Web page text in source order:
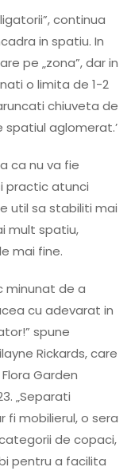
continua
in spatiu. In
pe „zona”, dar in
o limita de 1-2
chiuveta de
aglomerat.’
ca nu va fie
practic atunci
util sa stabiliti mai
mult spatiu,
mai fine.
minunat de a
cu adevarat in
spune
Rickards, care
Garden
„Separati
fi mobilierul, o sera
de copaci,
pentru a facilita